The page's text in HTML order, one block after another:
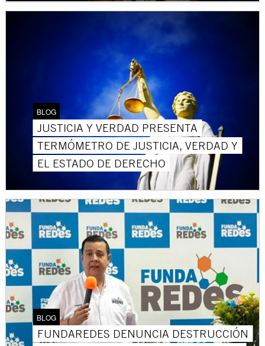
BLOG
JUSTICIA Y VERDAD PRESENTA
TERMÓMETRO DE JUSTICIA, VERDAD Y
EL ESTADO DE DERECHO
BLOG
FUNDAREDES DENUNCIA DESTRUCCIÓN